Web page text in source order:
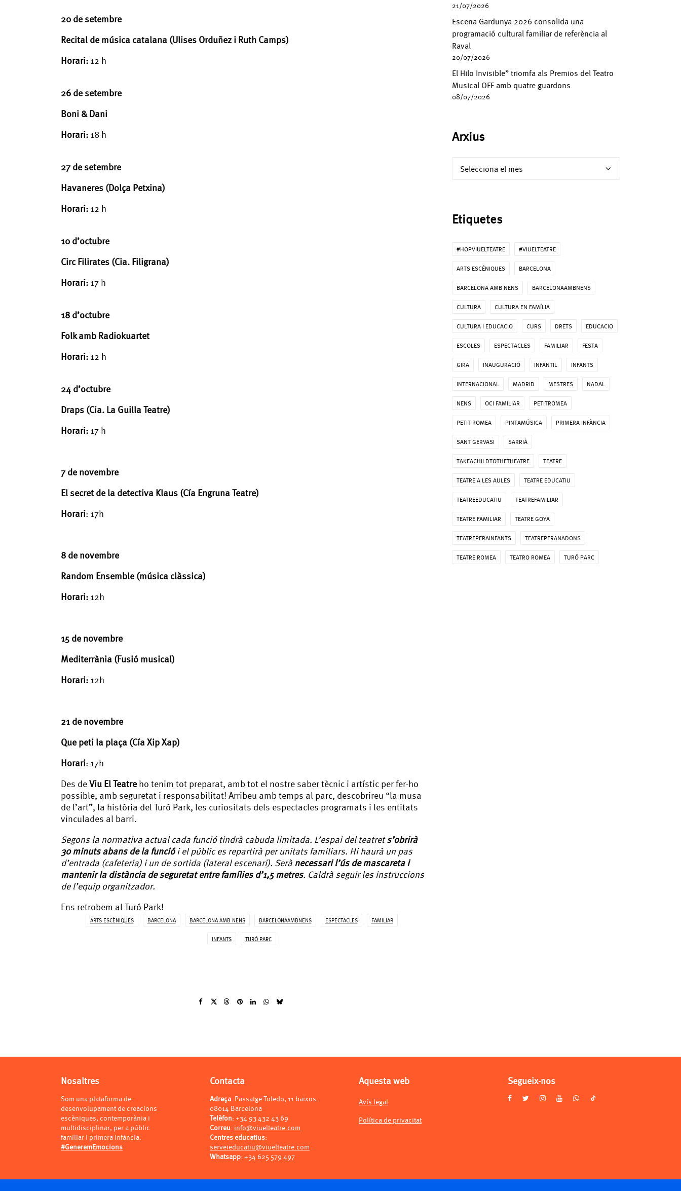
20 de setembre
Recital de música catalana (Ulises Orduñez i Ruth Camps)
Horari: 12 h
26 de setembre
Boni & Dani
Horari: 18 h
27 de setembre
Havaneres (Dolça Petxina)
Horari: 12 h
10 d’octubre
Circ Filirates (Cia. Filigrana)
Horari: 17 h
18 d’octubre
Folk amb Radiokuartet
Horari: 12 h
24 d’octubre
Draps (Cia. La Guilla Teatre)
Horari: 17 h
7 de novembre
El secret de la detectiva Klaus (Cía Engruna Teatre)
Horari: 17h
8 de novembre
Random Ensemble (música clàssica)
Horari: 12h
15 de novembre
Mediterrània (Fusió musical)
Horari: 12h
21 de novembre
Que peti la plaça (Cía Xip Xap)
Horari: 17h
Des deViu El Teatreho tenim tot preparat, amb tot el nostre saber tècnic i artístic per fer-ho
possible, amb seguretat i responsabilitat! Arribeu amb temps al parc, descobrireu “la musa
de l’art”, la història del Turó Park, les curiositats dels espectacles programats i les entitats
vinculades al barri.
Segons la normativa actual cada funció tindrà cabuda limitada. L’espai del teatrets’obrirà
30 minuts abans de la funciói el públic es repartirà per unitats familiars. Hi haurà un pas
d’entrada (cafeteria) i un de sortida (lateral escenari). Serà necessari l’ús de mascareta i
mantenir la distància de seguretat entre famílies d’1,5 metres. Caldrà seguir les instruccions
de l’equip organitzador.
Ens retrobem al Turó Park!
ARTS ESCÈNIQUES BARCELONA BARCELONA AMB NENS BARCELONAAMBNENS ESPECTACLES FAMILIAR
INFANTS TURÓ PARC
21/07/2026
Escena Gardunya 2026 consolida una
programació cultural familiar de referència al
Raval
20/07/2026
El Hilo Invisible” triomfa als Premios del Teatro
Musical OFF amb quatre guardons
08/07/2026
Arxius
Arxius
Etiquetes
#HOPVIUELTEATRE #VIUELTEATRE
ARTS ESCÈNIQUES BARCELONA
BARCELONA AMB NENS BARCELONAAMBNENS
CULTURA CULTURA EN FAMÍLIA
CULTURA I EDUCACIO CURS DRETS EDUCACIO
ESCOLES ESPECTACLES FAMILIAR FESTA
GIRA INAUGURACIÓ INFANTIL INFANTS
INTERNACIONAL MADRID MESTRES NADAL
NENS OCI FAMILIAR PETITROMEA
PETIT ROMEA PINTAMÚSICA PRIMERA INFÀNCIA
SANT GERVASI SARRIÀ
TAKEACHILDTOTHETHEATRE TEATRE
TEATRE A LES AULES TEATRE EDUCATIU
TEATREEDUCATIU TEATREFAMILIAR
TEATRE FAMILIAR TEATRE GOYA
TEATREPERAINFANTS TEATREPERANADONS
TEATRE ROMEA TEATRO ROMEA TURÓ PARC
Nosaltres
Som una plataforma de
desenvolupament de creacions
escèniques, contemporània i
multidisciplinar, per a públic
familiar i primera infància.
#GeneremEmocions
Contacta
Adreça: Passatge Toledo, 11 baixos.
08014 Barcelona
Telèfon: +34 93 432 43 69
Correu: info@viuelteatre.com
Centres educatius:
serveieducatiu@viuelteatre.com
Whatsapp: +34 625 579 497
Aquesta web
Avís legal
Política de privacitat
Segueix-nos